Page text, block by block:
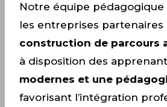
Notre équipe
les entreprises partenaires
construction de parcours
à disposition des
modernes et une
favorisant l’intégration